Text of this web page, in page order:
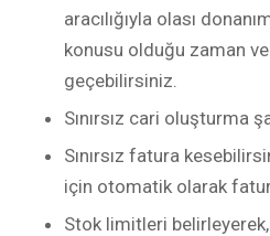
aracılığıyla olası
konusu olduğu zaman
geçebilirsiniz.
Sınırsız cari oluşturma
Sınırsız fatura
için otomatik olarak
Stok limitleri